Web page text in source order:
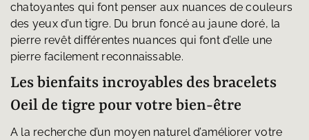
chatoyantes qui font penser aux nuances de couleurs
des yeux d’un tigre. Du brun foncé au jaune doré, la
pierre revêt différentes nuances qui font d’elle une
pierre facilement reconnaissable.
Les bienfaits incroyables des bracelets
Oeil de tigre pour votre bien-être
A la recherche d’un moyen naturel d’améliorer votre